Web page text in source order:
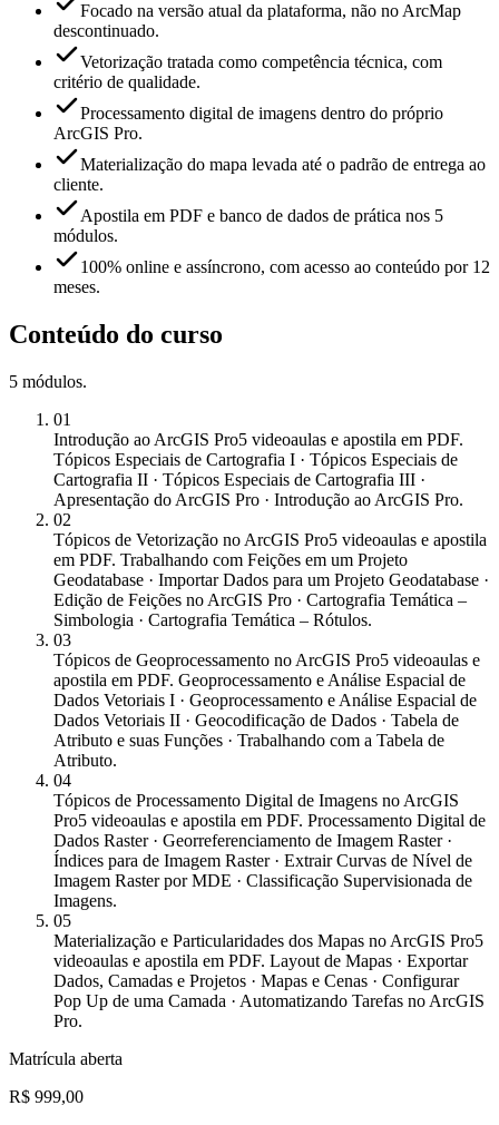
Focado na versão atual da plataforma, não no ArcMap
descontinuado.
Vetorização tratada como competência técnica, com
critério de qualidade.
Processamento digital de imagens dentro do próprio
ArcGIS Pro.
Materialização do mapa levada até o padrão de entrega ao
cliente.
Apostila em PDF e banco de dados de prática nos 5
módulos.
100% online e assíncrono, com acesso ao conteúdo por 12
meses.
Conteúdo do curso
5 módulos.
01
Introdução ao ArcGIS Pro5 videoaulas e apostila em PDF.
Tópicos Especiais de Cartografia I · Tópicos Especiais de
Cartografia II · Tópicos Especiais de Cartografia III ·
Apresentação do ArcGIS Pro · Introdução ao ArcGIS Pro.
02
Tópicos de Vetorização no ArcGIS Pro5 videoaulas e apostila
em PDF. Trabalhando com Feições em um Projeto
Geodatabase · Importar Dados para um Projeto Geodatabase ·
Edição de Feições no ArcGIS Pro · Cartografia Temática –
Simbologia · Cartografia Temática – Rótulos.
03
Tópicos de Geoprocessamento no ArcGIS Pro5 videoaulas e
apostila em PDF. Geoprocessamento e Análise Espacial de
Dados Vetoriais I · Geoprocessamento e Análise Espacial de
Dados Vetoriais II · Geocodificação de Dados · Tabela de
Atributo e suas Funções · Trabalhando com a Tabela de
Atributo.
04
Tópicos de Processamento Digital de Imagens no ArcGIS
Pro5 videoaulas e apostila em PDF. Processamento Digital de
Dados Raster · Georreferenciamento de Imagem Raster ·
Índices para de Imagem Raster · Extrair Curvas de Nível de
Imagem Raster por MDE · Classificação Supervisionada de
Imagens.
05
Materialização e Particularidades dos Mapas no ArcGIS Pro5
videoaulas e apostila em PDF. Layout de Mapas · Exportar
Dados, Camadas e Projetos · Mapas e Cenas · Configurar
Pop Up de uma Camada · Automatizando Tarefas no ArcGIS
Pro.
Matrícula aberta
R$ 999,00